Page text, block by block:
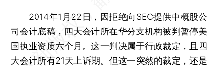
2014年1月22日，因拒绝向SEC提供中概股公
司会计底稿，四大会计所在华分支机构被判暂停美
国执业资质六个月。这一判决属于行政裁定，且四
大会计所有21天上诉期。但这一突然的裁定，还是